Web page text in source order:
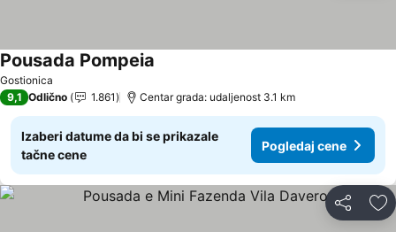
Gostionica
Pousada Pompeia
9,1 Odlično 1.861 Centar grada: udaljenost 3.1 km
Izaberi datume da bi se prikazale
tačne cene
Pogledaj cene
Deli